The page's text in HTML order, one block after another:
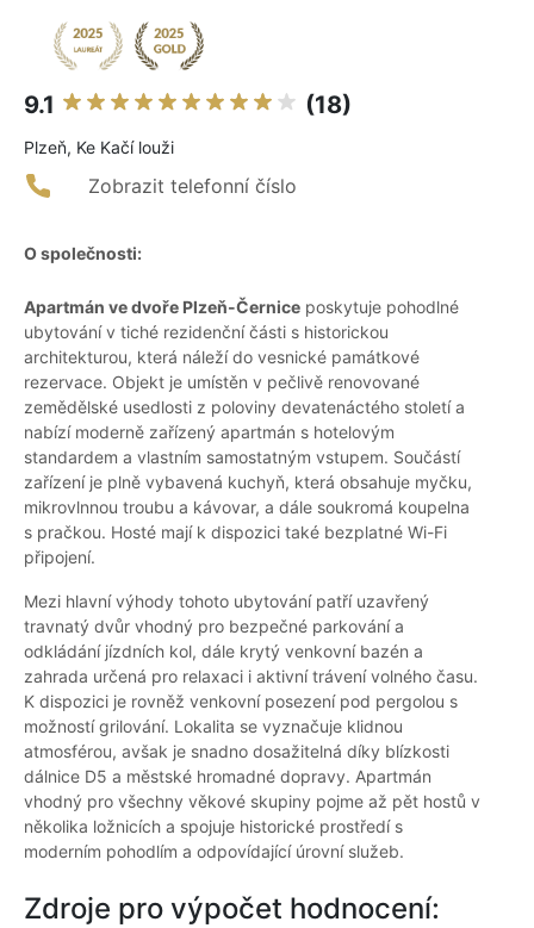
9.1 (18)
Plzeň, Ke Kačí louži
Zobrazit telefonní číslo
O společnosti:
Apartmán ve dvoře Plzeň-Černice poskytuje pohodlné
ubytování v tiché rezidenční části s historickou
architekturou, která náleží do vesnické památkové
rezervace. Objekt je umístěn v pečlivě renovované
zemědělské usedlosti z poloviny devatenáctého století a
nabízí moderně zařízený apartmán s hotelovým
standardem a vlastním samostatným vstupem. Součástí
zařízení je plně vybavená kuchyň, která obsahuje myčku,
mikrovlnnou troubu a kávovar, a dále soukromá koupelna
s pračkou. Hosté mají k dispozici také bezplatné Wi-Fi
připojení.
Mezi hlavní výhody tohoto ubytování patří uzavřený
travnatý dvůr vhodný pro bezpečné parkování a
odkládání jízdních kol, dále krytý venkovní bazén a
zahrada určená pro relaxaci i aktivní trávení volného času.
K dispozici je rovněž venkovní posezení pod pergolou s
možností grilování. Lokalita se vyznačuje klidnou
atmosférou, avšak je snadno dosažitelná díky blízkosti
dálnice D5 a městské hromadné dopravy. Apartmán
vhodný pro všechny věkové skupiny pojme až pět hostů v
několika ložnicích a spojuje historické prostředí s
moderním pohodlím a odpovídající úrovní služeb.
Zdroje pro výpočet hodnocení: